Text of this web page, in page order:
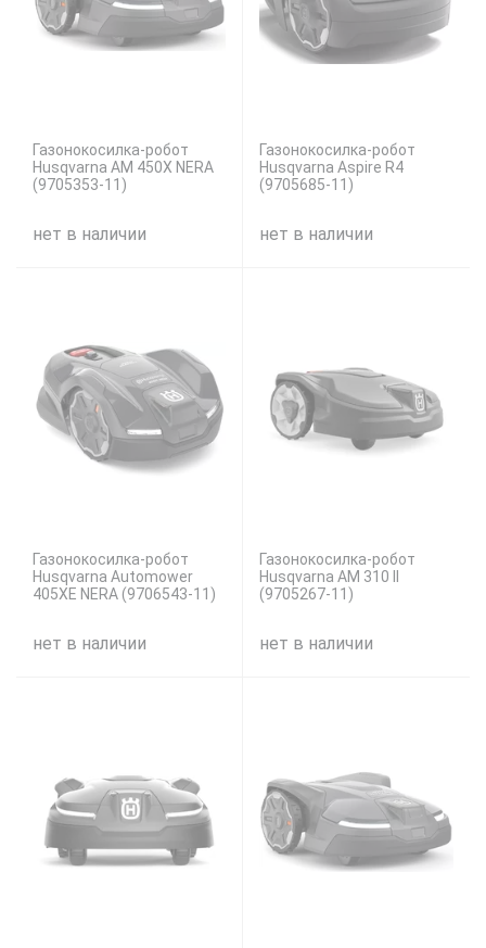
Газонокосилка-робот
Husqvarna AM 450X NERA
(9705353-11)
нет в наличии
Газонокосилка-робот
Husqvarna Aspire R4
(9705685-11)
нет в наличии
Газонокосилка-робот
Husqvarna Automower
405XE NERA (9706543-11)
нет в наличии
Газонокосилка-робот
Husqvarna AM 310 II
(9705267-11)
нет в наличии